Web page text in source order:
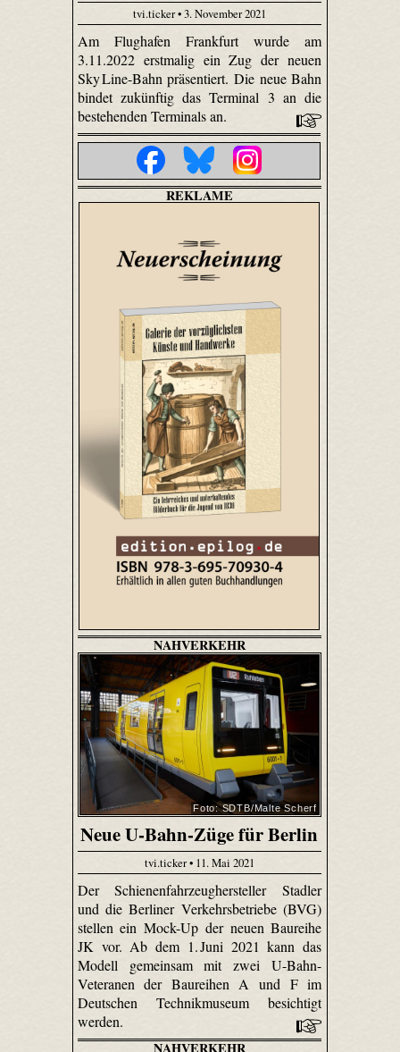
tvi.ticker • 3. November 2021
Am Flughafen Frankfurt wurde am
3.11.2022 erstmalig ein Zug der neuen
Sky Line-Bahn präsentiert. Die neue Bahn
bindet zukünftig das Terminal 3 an die
bestehenden Terminals an.
REKLAME
NAHVERKEHR
Foto: SDTB/Malte Scherf
Neue U-Bahn-Züge für Berlin
tvi.ticker • 11. Mai 2021
Der Schienenfahrzeughersteller Stadler
und die Berliner Verkehrsbetriebe (BVG)
stellen ein Mock-Up der neuen Baureihe
JK vor. Ab dem 1. Juni 2021 kann das
Modell gemeinsam mit zwei U-Bahn-
Veteranen der Baureihen A und F im
Deutschen Technikmuseum besichtigt
werden.
NAHVERKEHR